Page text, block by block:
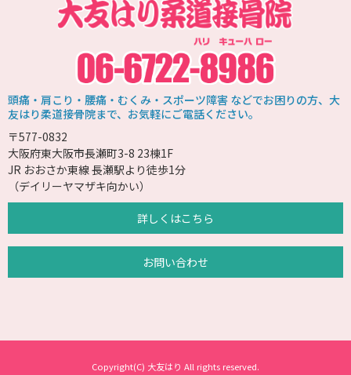
頭痛・肩こり・腰痛・むくみ・スポーツ障害 などでお困りの方、大
友はり柔道接骨院まで、お気軽にご電話ください。
〒577-0832
大阪府東大阪市長瀬町3-8 23棟1F
JR おおさか東線 長瀬駅より徒歩1分
（デイリーヤマザキ向かい）
詳しくはこちら
お問い合わせ
Copyright(C) 大友はり All rights reserved.